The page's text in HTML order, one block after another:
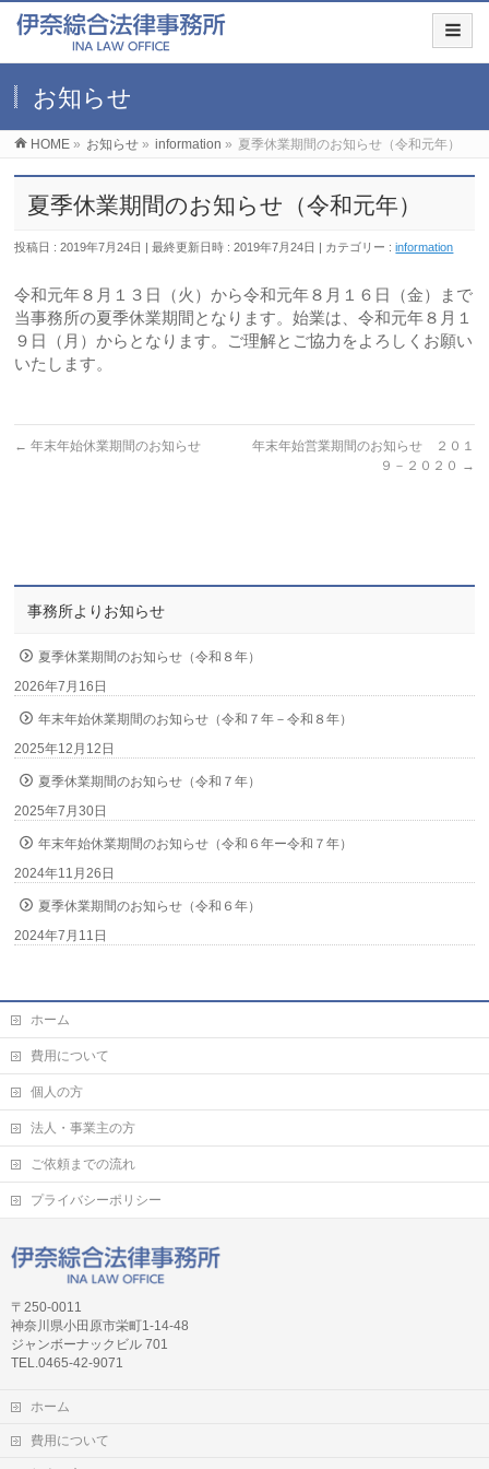
お知らせ
HOME » お知らせ » information » 夏季休業期間のお知らせ（令和元年）
夏季休業期間のお知らせ（令和元年）
投稿日 : 2019年7月24日 最終更新日時 : 2019年7月24日 カテゴリー :information
令和元年８月１３日（火）から令和元年８月１６日（金）まで
当事務所の夏季休業期間となります。始業は、令和元年８月１
９日（月）からとなります。ご理解とご協力をよろしくお願い
いたします。
← 年末年始休業期間のお知らせ
年末年始営業期間のお知らせ ２０１
９－２０２０ →
事務所よりお知らせ
夏季休業期間のお知らせ（令和８年）
2026年7月16日
年末年始休業期間のお知らせ（令和７年－令和８年）
2025年12月12日
夏季休業期間のお知らせ（令和７年）
2025年7月30日
年末年始休業期間のお知らせ（令和６年ー令和７年）
2024年11月26日
夏季休業期間のお知らせ（令和６年）
2024年7月11日
ホーム
費用について
個人の方
法人・事業主の方
ご依頼までの流れ
プライバシーポリシー
〒250-0011
神奈川県小田原市栄町1-14-48
ジャンボーナックビル 701
TEL.0465-42-9071
ホーム
費用について